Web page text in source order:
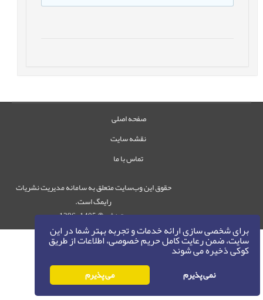
برای شخصی سازی ارائه خدمات و تجربه بهتر شما در این
سایت، ضمن رعایت کامل حریم خصوصی، اطلاعات از طریق
کوکی ذخیره می شوند
نمی پذیرم می پذیرم
صفحه اصلی
نقشه سایت
تماس با ما
حقوق این وب‌سایت متعلق به سامانه مدیریت نشریات
رایمگ است.
حق نشر©
1405-1396